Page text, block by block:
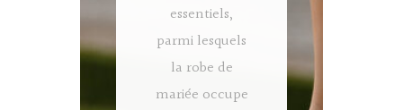
essentiels,
parmi lesquels
la robe de
mariée occupe